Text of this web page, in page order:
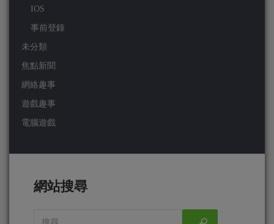
IOS
事前登錄
未分類
焦點新聞
網絡趣事
遊戲趣事
電腦遊戲
網站搜尋